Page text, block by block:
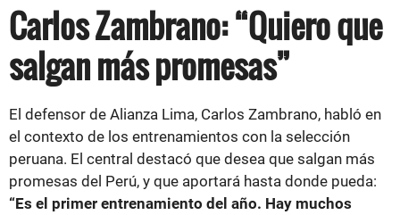
Carlos Zambrano: “Quiero que
salgan más promesas”
El defensor de Alianza Lima, Carlos Zambrano, habló en
el contexto de los entrenamientos con la selección
peruana. El central destacó que desea que salgan más
promesas del Perú, y que aportará hasta donde pueda:
“Es el primer entrenamiento del año. Hay muchos